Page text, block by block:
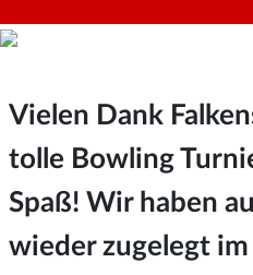
Vielen Dank
tolle Bowling
Spaß! Wir haben
wieder zugelegt